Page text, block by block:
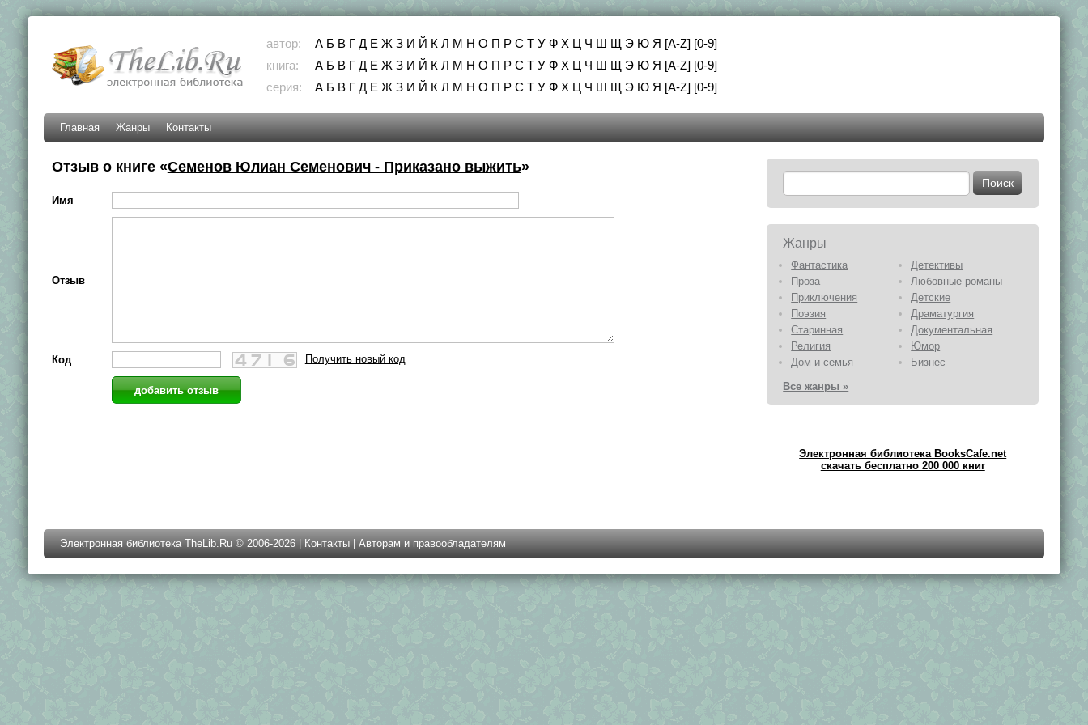
автор: А Б В Г Д Е Ж З И Й К Л М Н О П Р С Т У Ф Х Ц Ч Ш Щ Э Ю Я [A-Z] [0-9]
книга:
А Б В Г Д Е Ж З И Й К Л М Н О П Р С Т У Ф Х Ц Ч Ш Щ Э Ю Я [A-Z] [0-9]
серия:
А Б В Г Д Е Ж З И Й К Л М Н О П Р С Т У Ф Х Ц Ч Ш Щ Э Ю Я [A-Z] [0-9]
Главная Жанры Контакты
Отзыв о книге «Семенов Юлиан Семенович - Приказано выжить»
Имя
Отзыв
Код Получить новый код
Жанры
Фантастика
Детективы
Проза
Любовные романы
Приключения
Детские
Поэзия
Драматургия
Старинная
Документальная
Религия
Юмор
Дом и семья
Бизнес
Все жанры »
Электронная библиотека BooksCafe.net
скачать бесплатно 200 000 книг
Электронная библиотека TheLib.Ru © 2006-2026 | Контакты| Авторам и правообладателям